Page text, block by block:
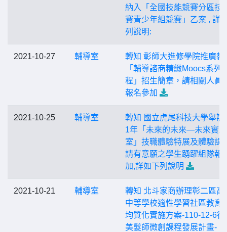
納入「全國技能競賽分區技
賽青少年組競賽」乙案 , 詳
列說明:
2021-10-27 輔導室
轉知 彰師大進修學院推廣教
「輔導諮商精緻Moocs系列
程」招生簡章，請相關人員
報名參加
2021-10-25 輔導室
轉知 國立虎尾科技大學舉辦
1年「未來的未來—未來實驗
室」技職體驗特展及體驗課
請有意願之學生踴躍組隊報
加,詳如下列說明
2021-10-21 輔導室
轉知 北斗家商辦理彰二區高
中等學校適性學習社區教育
均質化實施方案-110-12-6行
美髮師微創課程發展計畫-『